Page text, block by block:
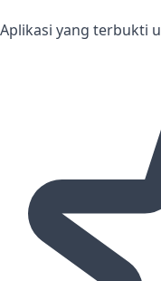
Aplikasi yang terbukti